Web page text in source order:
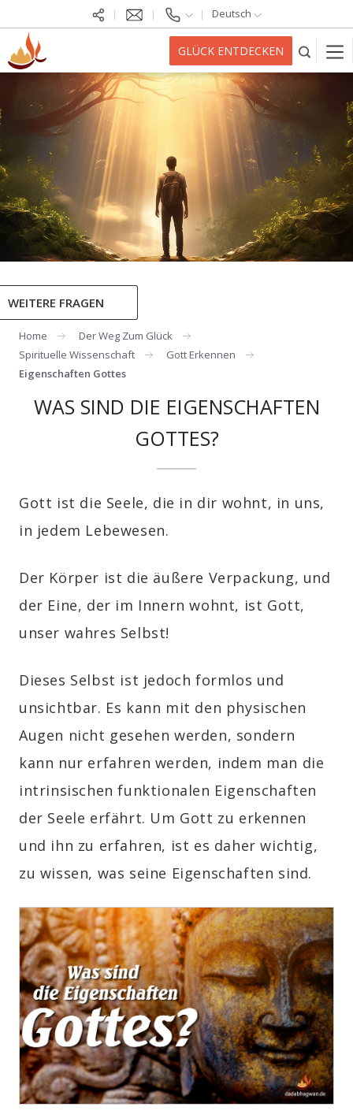
Deutsch
GLÜCK ENTDECKEN
WEITERE FRAGEN
Home
Der Weg Zum Glück
Spirituelle Wissenschaft
Gott Erkennen
Eigenschaften Gottes
WAS SIND DIE EIGENSCHAFTEN
GOTTES?
Gott ist die Seele, die in dir wohnt, in uns,
in jedem Lebewesen.
Der Körper ist die äußere Verpackung, und
der Eine, der im Innern wohnt, ist Gott,
unser wahres Selbst!
Dieses Selbst ist jedoch formlos und
unsichtbar. Es kann mit den physischen
Augen nicht gesehen werden, sondern
kann nur erfahren werden, indem man die
intrinsischen funktionalen Eigenschaften
der Seele erfährt. Um Gott zu erkennen
und ihn zu erfahren, ist es daher wichtig,
zu wissen, was seine Eigenschaften sind.